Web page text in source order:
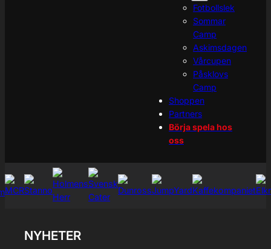
Fotbollslek
Sommar
Camp
Askimsdagen
Vårcupen
Påsklovs
Camp
Shoppen
Partners
Börja spela hos
oss
NYHETER